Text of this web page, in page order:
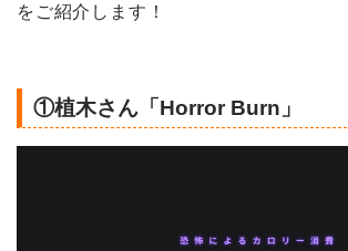
をご紹介します！
①植木さん「Horror Burn」